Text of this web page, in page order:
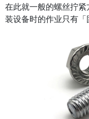
在此就一般的螺丝拧紧
装设备时的作业只有「